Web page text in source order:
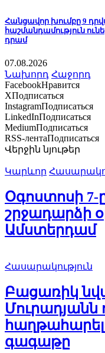
Հանցավոր խումբը 9
հաշմանդամություն
դրամ
07.08.2026
Նախորդ Հաջորդ
FacebookНравится
XПодписаться
InstagramПодписаться
LinkedInПодписаться
MediumПодписаться
RSS-лентаПодписаться
Վերջին նյութեր
Կարևոր
Օգոստոսի
շրջադարձի
Ամստերդամ
Հասարակություն
Բացառիկ
Մուրադյանն
գագաթը